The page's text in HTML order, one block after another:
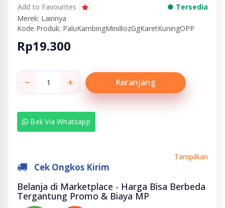
Add to Favourites
● Tersedia
Merek: Lainnya
Kode Produk: PaluKambingMini8ozGgKaretKuningOPP
Rp19.300
− + Keranjang
Beli Via Whatsapp
Cek Ongkos Kirim
Tampilkan
Belanja di Marketplace - Harga Bisa Berbeda
Tergantung Promo & Biaya MP